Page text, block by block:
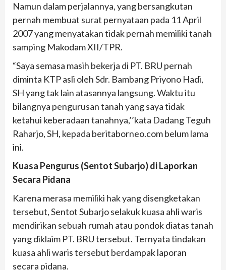
Namun dalam perjalannya, yang bersangkutan
pernah membuat surat pernyataan pada 11 April
2007 yang menyatakan tidak pernah memiliki tanah
samping Makodam XII/TPR.
“Saya semasa masih bekerja di PT. BRU pernah
diminta KTP asli oleh Sdr. Bambang Priyono Hadi,
SH yang tak lain atasannya langsung. Waktu itu
bilangnya pengurusan tanah yang saya tidak
ketahui keberadaan tanahnya,’’kata Dadang Teguh
Raharjo, SH, kepada beritaborneo.com belum lama
ini.
Kuasa Pengurus (Sentot Subarjo) di Laporkan
Secara Pidana
Karena merasa memiliki hak yang disengketakan
tersebut, Sentot Subarjo selakuk kuasa ahli waris
mendirikan sebuah rumah atau pondok diatas tanah
yang diklaim PT. BRU tersebut. Ternyata tindakan
kuasa ahli waris tersebut berdampak laporan
secara pidana.